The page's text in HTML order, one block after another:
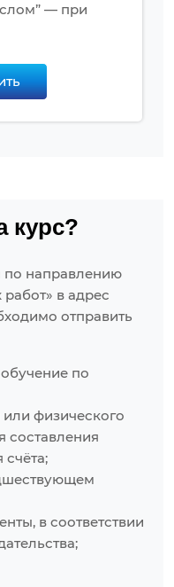
— при
курс?
по направлению
в адрес
отправить
по
физического
составления
в соответствии